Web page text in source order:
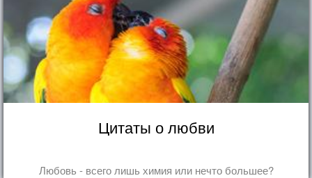
Цитаты о любви
Любовь - всего лишь химия или нечто большее?